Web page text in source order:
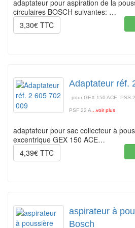
adaptateur pour aspiration de la
circulaires BOSCH suivantes: …
3,30€ TTC
Adaptateur réf.
pour GEX 150 ACE, PSS
PSF 22 A ...voir plus
adaptateur pour sac collecteur à
excentrique GEX 150 ACE…
4,39€ TTC
aspirateur à
Bosch